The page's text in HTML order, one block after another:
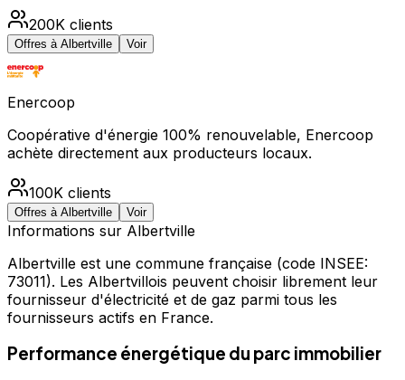
200K clients
Offres à Albertville Voir
Enercoop
Coopérative d'énergie 100% renouvelable, Enercoop
achète directement aux producteurs locaux.
100K clients
Offres à Albertville Voir
Informations sur Albertville
Albertville est une commune française (code INSEE:
73011). Les Albertvillois peuvent choisir librement leur
fournisseur d'électricité et de gaz parmi tous les
fournisseurs actifs en France.
Performance énergétique du parc immobilier